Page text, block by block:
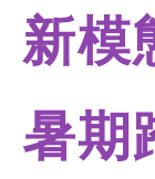
新模
暑期